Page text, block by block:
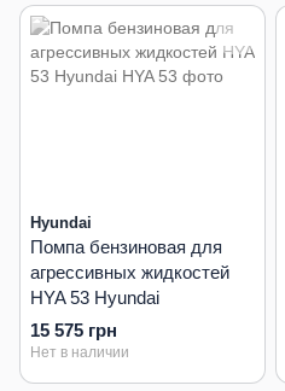
Hyundai
Помпа бензиновая для
агрессивных жидкостей
HYA 53 Hyundai
15 575 грн
Нет в наличии